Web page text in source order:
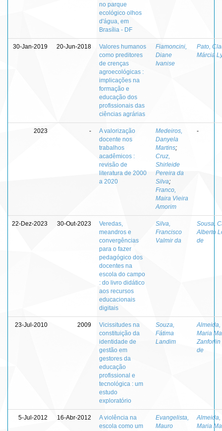
no parque
ecológico olhos
d'água, em
Brasília - DF
30-Jan-2019 20-Jun-2018
Valores humanos
como preditores
de crenças
agroecológicas :
implicações na
formação e
educação dos
profissionais das
ciências agrárias
Fiamoncini,
Diane
Ivanise
Pato,
Márcia
2023 -
A valorização
docente nos
trabalhos
acadêmicos :
revisão de
literatura de 2000
a 2020
Medeiros,
Danyela
Martins;
Cruz,
Shirleide
Pereira da
Silva;
Franco,
Maira Vieira
Amorim
-
22-Dez-2023 30-Out-2023
Veredas,
meandros e
convergências
para o fazer
pedagógico dos
docentes na
escola do campo
: do livro didático
aos recursos
educacionais
digitais
Silva,
Francisco
Valmir da
Sousa,
Alberto
de
23-Jul-2010 2009
Vicissitudes na
constituição da
identidade de
gestão em
gestores da
educação
profissional e
tecnológica : um
estudo
exploratório
Souza,
Fátima
Landim
Almeida,
Maria
Zanforlin
de
5-Jul-2012 16-Abr-2012
A violência na
escola como um
Evangelista,
Mauro
Almeida,
Maria